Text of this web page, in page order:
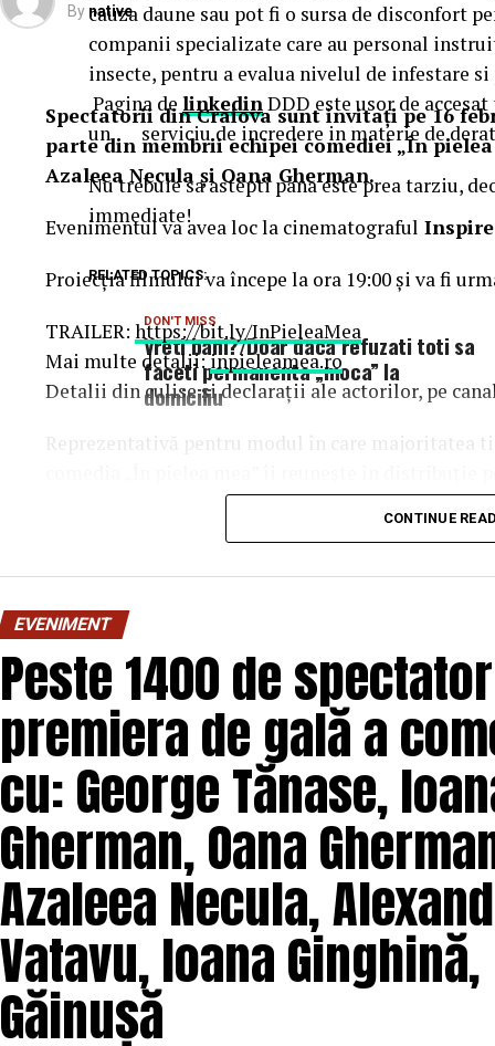
cauza daune sau pot fi o sursa de disconfort
companii specializate care au personal
insecte, pentru a evalua nivelul de infestare
Pagina de linkedinDDD este usor de
un serviciu de incredere in materie de
Nu trebuie sa astepti pana este prea tarziu,
immediate!
RELATED TOPICS:
DON'T MISS
Vreti bani?/Doar daca refuzati toti sa
faceti permanenta „moca” la
domiciliu
By native
Spectatorii din Craiova sunt invitați pe 16
parte din membrii echipei comediei „În
Azaleea Necula și Oana Gherman.
Evenimentul va avea loc la cinematograful
Proiecția filmului va începe la ora 19:00 și va fi
TRAILER: https://bit.ly/InPieleaMea
Mai multe detalii:inpieleamea.ro
Detalii din culise și declarații ale actorilor, pe
Reprezentativă pentru modul în care majoritatea
Costache, Oana Gherman, Vlad Gherman,
O comedie savuroasă despre un „schimb de
unui weekend, ce se dovedește un mod haios prin
mai bine partenerii și să renunțe la orgolii și
experiență de cinema relaxantă și amuzantă.
Regizorul și scenaristul Paul Decu, absolvent
„I.L.Caragiale” și al masteratului în regie de film
realizarea primului său lungmetraj cu o echipă
Pădurețu (imagine), Bogdan Ivanovici
Vass (costume)
O comedie actuală și colorată, filmul „În pielea
februarie, distribuit de T.R.I.B.E. Films.
Mai multe detalii, imagini de la filmări,
sunt disponibile pe paginile social media ale
CONTINUE
EVENIMENT
Peste 1400 de
premiera de gală a
cu: George Tănase,
Gherman, Oana
Azaleea Necula,
Vatavu, Ioana
Găinușă